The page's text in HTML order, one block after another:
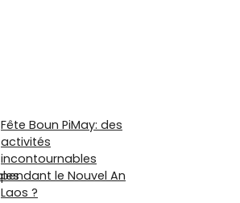
Fête Boun PiMay: des
activités
incontournables
pendant le Nouvel An
Laos ?